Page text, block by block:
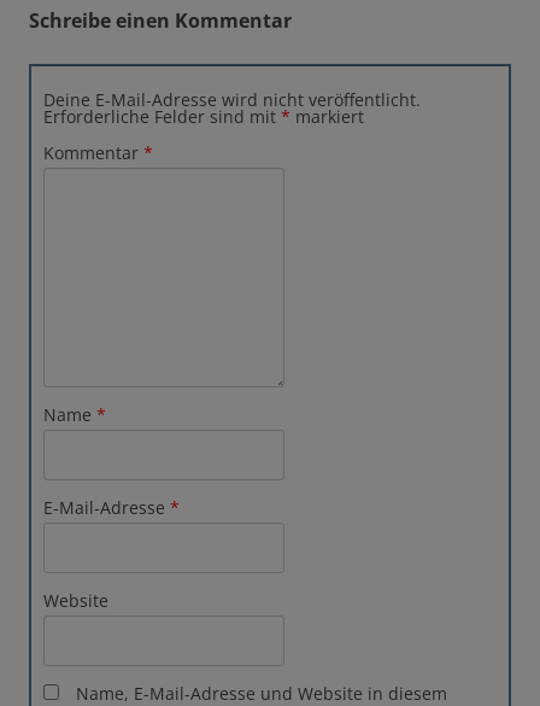
Schreibe einen Kommentar
Deine E-Mail-Adresse wird nicht veröffentlicht.
Erforderliche Felder sind mit * markiert
Kommentar *
Name *
E-Mail-Adresse *
Website
Name, E-Mail-Adresse und Website in diesem